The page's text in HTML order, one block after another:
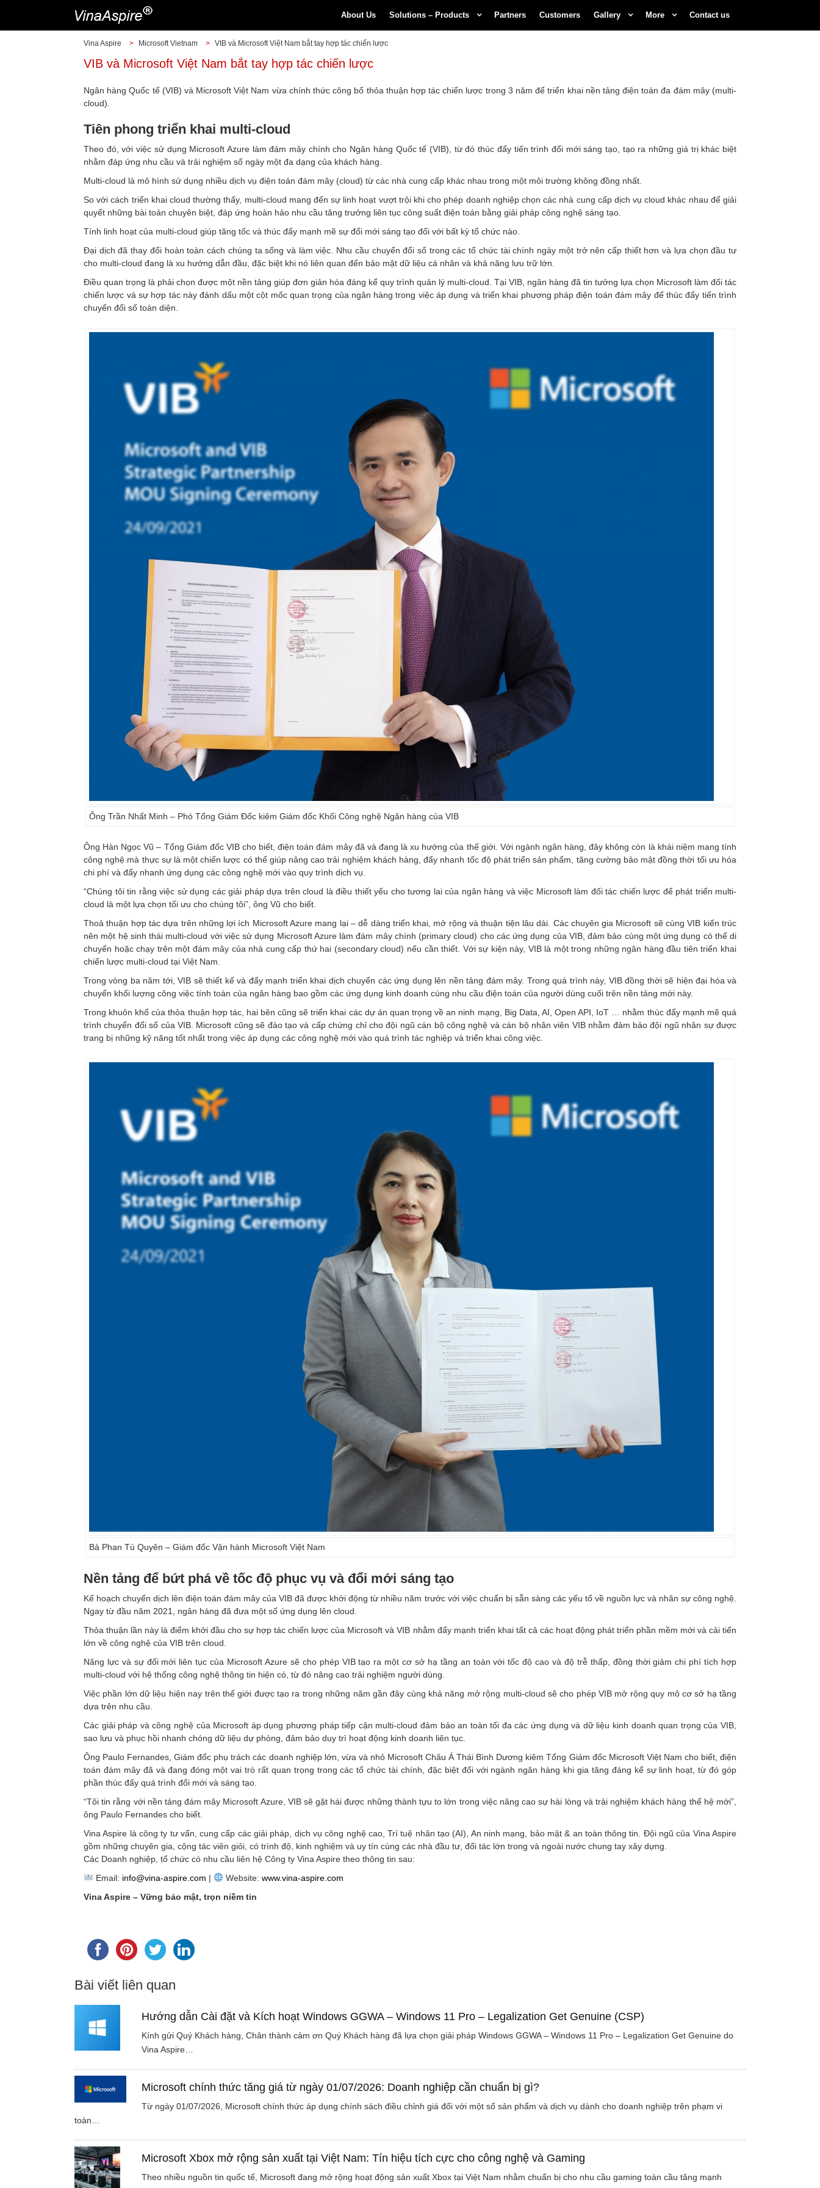
About Us Solutions – Products Partners Customers Gallery More Contact us
Vina Aspire > Microsoft Vietnam > VIB và Microsoft Việt Nam bắt tay hợp tác chiến lược
VIB và Microsoft Việt Nam bắt tay hợp tác chiến lược
Ngân hàng Quốc tế (VIB) và Microsoft Việt Nam vừa chính thức công bố thỏa thuận hợp tác chiến lược trong 3 năm để triển khai nền tảng điện toán đa đám mây (multi-
cloud).
Tiên phong triển khai multi-cloud
Theo đó, với việc sử dụng Microsoft Azure làm đám mây chính cho Ngân hàng Quốc tế (VIB), từ đó thúc đẩy tiến trình đổi mới sáng tạo, tạo ra những giá trị khác biệt
nhằm đáp ứng nhu cầu và trải nghiệm số ngày một đa dạng của khách hàng.
Multi-cloud là mô hình sử dụng nhiều dịch vụ điện toán đám mây (cloud) từ các nhà cung cấp khác nhau trong một môi trường không đồng nhất.
So với cách triển khai cloud thường thấy, multi-cloud mang đến sự linh hoạt vượt trội khi cho phép doanh nghiệp chọn các nhà cung cấp dịch vụ cloud khác nhau để giải
quyết những bài toán chuyên biệt, đáp ứng hoàn hảo nhu cầu tăng trưởng liên tục công suất điện toán bằng giải pháp công nghệ sáng tạo.
Tính linh hoạt của multi-cloud giúp tăng tốc và thúc đẩy mạnh mẽ sự đổi mới sáng tạo đối với bất kỳ tổ chức nào.
Đại dịch đã thay đổi hoàn toàn cách chúng ta sống và làm việc. Nhu cầu chuyển đổi số trong các tổ chức tài chính ngày một trở nên cấp thiết hơn và lựa chọn đầu tư
cho multi-cloud đang là xu hướng dẫn đầu, đặc biệt khi nó liên quan đến bảo mật dữ liệu cá nhân và khả năng lưu trữ lớn.
Điều quan trọng là phải chọn được một nền tảng giúp đơn giản hóa đáng kể quy trình quản lý multi-cloud. Tại VIB, ngân hàng đã tin tưởng lựa chọn Microsoft làm đối tác
chiến lược và sự hợp tác này đánh dấu một cột mốc quan trọng của ngân hàng trong việc áp dụng và triển khai phương pháp điện toán đám mây để thúc đẩy tiến trình
chuyển đổi số toàn diện.
Ông Trần Nhất Minh – Phó Tổng Giám Đốc kiêm Giám đốc Khối Công nghệ Ngân hàng của VIB
Ông Hàn Ngọc Vũ – Tổng Giám đốc VIB cho biết, điện toán đám mây đã và đang là xu hướng của thế giới. Với ngành ngân hàng, đây không còn là khái niệm mang tính
công nghệ mà thực sự là một chiến lược có thể giúp nâng cao trải nghiệm khách hàng, đẩy nhanh tốc độ phát triển sản phẩm, tăng cường bảo mật đồng thời tối ưu hóa
chi phí và đẩy nhanh ứng dụng các công nghệ mới vào quy trình dịch vụ.
“Chúng tôi tin rằng việc sử dụng các giải pháp dựa trên cloud là điều thiết yếu cho tương lai của ngân hàng và việc Microsoft làm đối tác chiến lược để phát triển multi-
cloud là một lựa chọn tối ưu cho chúng tôi”, ông Vũ cho biết.
Thoả thuận hợp tác dựa trên những lợi ích Microsoft Azure mang lại – dễ dàng triển khai, mở rộng và thuận tiện lâu dài. Các chuyên gia Microsoft sẽ cùng VIB kiến trúc
nên một hệ sinh thái multi-cloud với việc sử dụng Microsoft Azure làm đám mây chính (primary cloud) cho các ứng dụng của VIB, đảm bảo cùng một ứng dụng có thể di
chuyển hoặc chạy trên một đám mây của nhà cung cấp thứ hai (secondary cloud) nếu cần thiết. Với sự kiện này, VIB là một trong những ngân hàng đầu tiên triển khai
chiến lược multi-cloud tại Việt Nam.
Trong vòng ba năm tới, VIB sẽ thiết kế và đẩy mạnh triển khai dịch chuyển các ứng dụng lên nền tảng đám mây. Trong quá trình này, VIB đồng thời sẽ hiện đại hóa và
chuyển khối lượng công việc tính toán của ngân hàng bao gồm các ứng dụng kinh doanh cùng nhu cầu điện toán của người dùng cuối trên nền tảng mới này.
Trong khuôn khổ của thỏa thuận hợp tác, hai bên cũng sẽ triển khai các dự án quan trọng về an ninh mạng, Big Data, AI, Open API, IoT … nhằm thúc đẩy mạnh mẽ quá
trình chuyển đổi số của VIB. Microsoft cũng sẽ đào tạo và cấp chứng chỉ cho đội ngũ cán bộ công nghệ và cán bộ nhân viên VIB nhằm đảm bảo đội ngũ nhân sự được
trang bị những kỹ năng tốt nhất trong việc áp dụng các công nghệ mới vào quá trình tác nghiệp và triển khai công việc.
Bà Phan Tú Quyên – Giám đốc Vận hành Microsoft Việt Nam
Nền tảng để bứt phá về tốc độ phục vụ và đổi mới sáng tạo
Kế hoạch chuyển dịch lên điện toán đám mây của VIB đã được khởi động từ nhiều năm trước với việc chuẩn bị sẵn sàng các yếu tố về nguồn lực và nhân sự công nghệ.
Ngay từ đầu năm 2021, ngân hàng đã đưa một số ứng dụng lên cloud.
Thỏa thuận lần này là điểm khởi đầu cho sự hợp tác chiến lược của Microsoft và VIB nhằm đẩy mạnh triển khai tất cả các hoạt động phát triển phần mềm mới và cải tiến
lớn về công nghệ của VIB trên cloud.
Năng lực và sự đổi mới liên tục của Microsoft Azure sẽ cho phép VIB tạo ra một cơ sở hạ tầng an toàn với tốc độ cao và độ trễ thấp, đồng thời giảm chi phí tích hợp
multi-cloud với hệ thống công nghệ thông tin hiện có, từ đó nâng cao trải nghiệm người dùng.
Việc phần lớn dữ liệu hiện nay trên thế giới được tạo ra trong những năm gần đây cùng khả năng mở rộng multi-cloud sẽ cho phép VIB mở rộng quy mô cơ sở hạ tầng
dựa trên nhu cầu.
Các giải pháp và công nghệ của Microsoft áp dụng phương pháp tiếp cận multi-cloud đảm bảo an toàn tối đa các ứng dụng và dữ liệu kinh doanh quan trọng của VIB,
sao lưu và phục hồi nhanh chóng dữ liệu dự phòng, đảm bảo duy trì hoạt động kinh doanh liên tục.
Ông Paulo Fernandes, Giám đốc phụ trách các doanh nghiệp lớn, vừa và nhỏ Microsoft Châu Á Thái Bình Dương kiêm Tổng Giám đốc Microsoft Việt Nam cho biết, điện
toán đám mây đã và đang đóng một vai trò rất quan trọng trong các tổ chức tài chính, đặc biệt đối với ngành ngân hàng khi gia tăng đáng kể sự linh hoạt, từ đó góp
phần thúc đẩy quá trình đổi mới và sáng tạo.
“Tôi tin rằng với nền tảng đám mây Microsoft Azure, VIB sẽ gặt hái được những thành tựu to lớn trong việc nâng cao sự hài lòng và trải nghiệm khách hàng thế hệ mới”,
ông Paulo Fernandes cho biết.
Vina Aspire là công ty tư vấn, cung cấp các giải pháp, dịch vụ công nghệ cao, Trí tuệ nhân tạo (AI), An ninh mạng, bảo mật & an toàn thông tin. Đội ngũ của Vina Aspire
gồm những chuyên gia, cộng tác viên giỏi, có trình độ, kinh nghiệm và uy tín cùng các nhà đầu tư, đối tác lớn trong và ngoài nước chung tay xây dựng.
Các Doanh nghiệp, tổ chức có nhu cầu liên hệ Công ty Vina Aspire theo thông tin sau:
Email: info@vina-aspire.com | Website: www.vina-aspire.com
Vina Aspire – Vững bảo mật, trọn niềm tin
Bài viết liên quan
Hướng dẫn Cài đặt và Kích hoạt Windows GGWA – Windows 11 Pro – Legalization Get Genuine (CSP)
Kính gửi Quý Khách hàng, Chân thành cảm ơn Quý Khách hàng đã lựa chọn giải pháp Windows GGWA – Windows 11 Pro – Legalization Get Genuine do
Vina Aspire…
Microsoft chính thức tăng giá từ ngày 01/07/2026: Doanh nghiệp cần chuẩn bị gì?
Từ ngày 01/07/2026, Microsoft chính thức áp dụng chính sách điều chỉnh giá đối với một số sản phẩm và dịch vụ dành cho doanh nghiệp trên phạm vi
toàn…
Microsoft Xbox mở rộng sản xuất tại Việt Nam: Tín hiệu tích cực cho công nghệ và Gaming
Theo nhiều nguồn tin quốc tế, Microsoft đang mở rộng hoạt động sản xuất Xbox tại Việt Nam nhằm chuẩn bị cho nhu cầu gaming toàn cầu tăng mạnh